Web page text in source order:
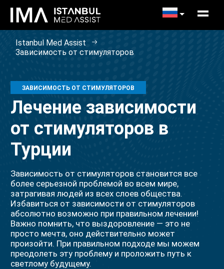
Istanbul Med Assist
Зависимость от стимуляторов
ЗАВИСИМОСТЬ ОТ СТИМУЛЯТОРОВ
Лечение зависимости
от стимуляторов в
Турции
Зависимость от стимуляторов становится все
более серьезной проблемой во всем мире,
затрагивая людей из всех слоев общества.
Избавиться от зависимости от стимуляторов
абсолютно возможно при правильном лечении!
Важно помнить, что выздоровление — это не
просто мечта, оно действительно может
произойти. При правильном подходе мы можем
преодолеть эту проблему и проложить путь к
светлому будущему.